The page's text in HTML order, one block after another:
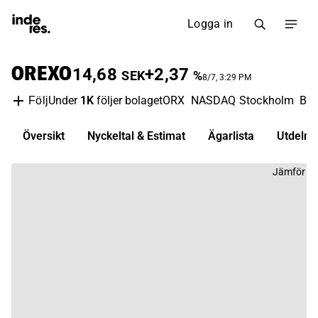
Logga in
OREXO14,68 SEK+2,37 %8/7, 3:29 PM
FöljUnder 1K följer bolagetORX NASDAQ Stockholm
Översikt Nyckeltal & Estimat Ägarlista
Jämför